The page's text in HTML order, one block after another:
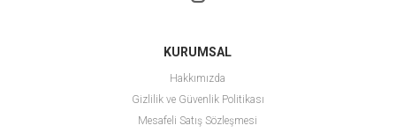
KURUMSAL
Hakkımızda
Gizlilik ve Güvenlik Politikası
Mesafeli Satış Sözleşmesi